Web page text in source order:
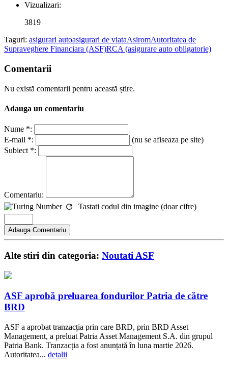
Vizualizari:
3819
Taguri: asigurari autoasigurari de viataAsiromAutoritatea de
Supraveghere Financiara (ASF)RCA (asigurare auto obligatorie)
Comentarii
Nu există comentarii pentru această știre.
Adauga un comentariu
Nume *:
E-mail *:
(nu se afiseaza pe site)
Subiect *:
Comentariu:
Tastati codul din imagine (doar cifre)
Alte stiri din categoria: Noutati ASF
ASF aprobă preluarea fondurilor Patria de către
BRD
ASF a aprobat tranzacția prin care BRD, prin BRD Asset
Management, a preluat Patria Asset Management S.A. din grupul
Patria Bank. Tranzacția a fost anunțată în luna martie 2026.
Autoritatea... detalii